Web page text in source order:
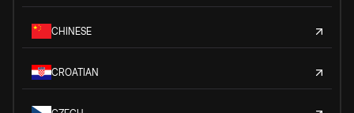
CHINESE
CROATIAN